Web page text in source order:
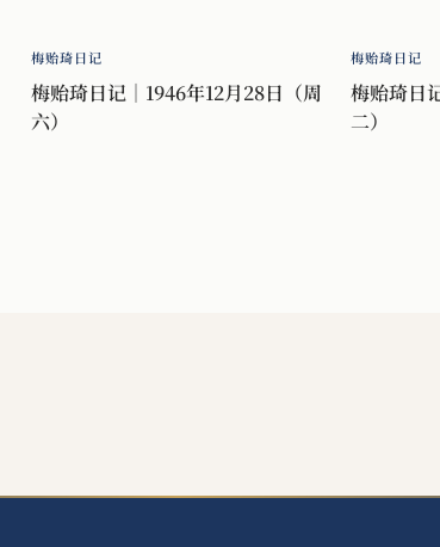
梅贻琦日记
梅贻琦日记｜1946年12月28日（周
六）
梅贻琦日记
梅贻琦日
二）